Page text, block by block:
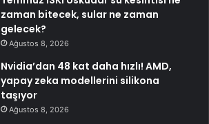
zaman bitecek, sular ne zaman
gelecek?
Ağustos 8, 2026
Nvidia’dan 48 kat daha hızlı! AMD,
yapay zeka modellerini silikona
taşıyor
Ağustos 8, 2026